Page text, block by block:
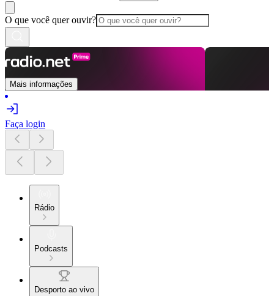
O que você quer ouvir?
Mais informações
Faça login
Rádio
Podcasts
Desporto ao vivo